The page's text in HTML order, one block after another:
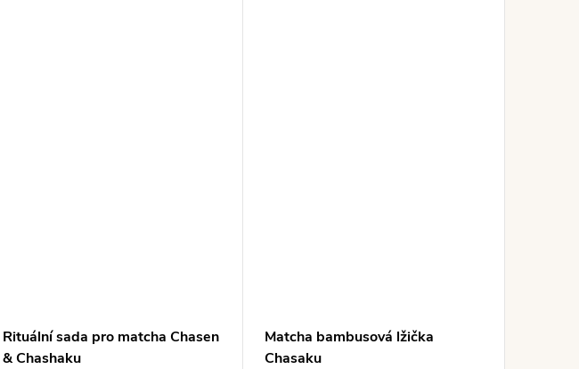
Rituální sada pro matcha Chasen
& Chashaku
Matcha bambusová lžička
Chasaku